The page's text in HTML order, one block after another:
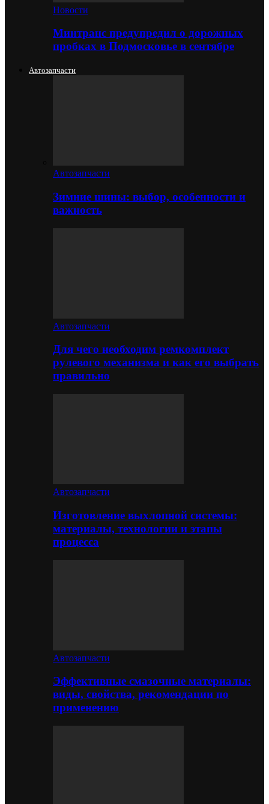
Новости
Минтранс предупредил о дорожных
пробках в Подмосковье в сентябре
Автозапчасти
Автозапчасти
Зимние шины: выбор, особенности и
важность
Автозапчасти
Для чего необходим ремкомплект
рулевого механизма и как его выбрать
правильно
Автозапчасти
Изготовление выхлопной системы:
материалы, технологии и этапы
процесса
Автозапчасти
Эффективные смазочные материалы:
виды, свойства, рекомендации по
применению